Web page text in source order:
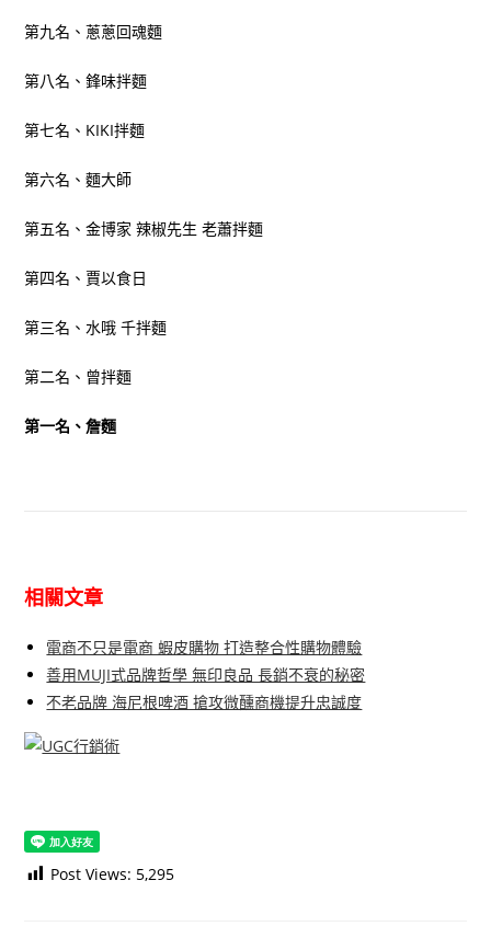
第九名、蔥蔥回魂麵
第八名、鋒味拌麵
第七名、KIKI拌麵
第六名、麵大師
第五名、金博家 辣椒先生 老蕭拌麵
第四名、賈以食日
第三名、水哦 千拌麵
第二名、曾拌麵
第一名、詹麵
相關文章
電商不只是電商 蝦皮購物 打造整合性購物體驗
善用MUJI式品牌哲學 無印良品 長銷不衰的秘密
不老品牌 海尼根啤酒 搶攻微醺商機提升忠誠度
Post Views: 5,295